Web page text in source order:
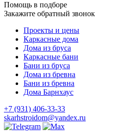
Помощь в подборе
Закажите обратный звонок
Проекты и цены
Каркасные дома
Дома из бруса
Каркасные бани
Бани из бруса
Дома из бревна
Бани из бревна
Дома Барнхаус
+7 (931) 406-33-33
skarhstroidom@yandex.ru